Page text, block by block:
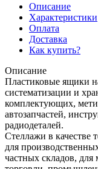
Описание
Характеристики
Оплата
Доставка
Как купить?
Описание
Пластиковые ящики
систематизации и
комплектующих,
автозапчастей,
радиодеталей.
Стеллажи в качестве
для
частных складов,